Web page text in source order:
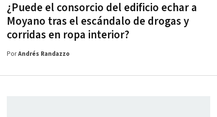
¿Puede el consorcio del edificio echar a
Moyano tras el escándalo de drogas y
corridas en ropa interior?
PorAndrés Randazzo